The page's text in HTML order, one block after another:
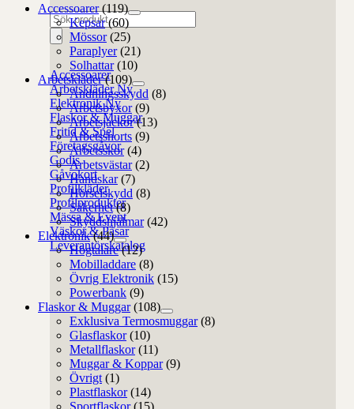
Produktsökning
Accessoarer
Arbetskläder
Elektronik
Flaskor & Muggar
Fritid & Spel
Företagsgåvor
Godis
Gåvokort
Profilkläder
Profilprodukter
Mässa & Event
Väskor & Påsar
Leverantörskatalog
Accessoarer (119)
Kepsar (60)
Mössor (25)
Paraplyer (21)
Solhattar (10)
Arbetskläder (109)
Andningsskydd (8)
Arbetsbyxor (9)
Arbetsjackor (13)
Arbetsshorts (9)
Arbetsskor (4)
Arbetsvästar (2)
Handskar (7)
Hörselskydd (8)
Säkerhet (8)
Skyddshjälmar (42)
Elektronik (44)
Högtalare (12)
Mobilladdare (8)
Övrig Elektronik (15)
Powerbank (9)
Flaskor & Muggar (108)
Exklusiva Termosmuggar (8)
Glasflaskor (10)
Metallflaskor (11)
Muggar & Koppar (9)
Övrigt (1)
Plastflaskor (14)
Sportflaskor (15)